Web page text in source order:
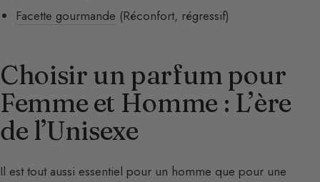
Facette gourmande (Réconfort, régressif)
Choisir un parfum pour
Femme et Homme : L’ère
de l’Unisexe
Il est tout aussi essentiel pour un homme que pour une